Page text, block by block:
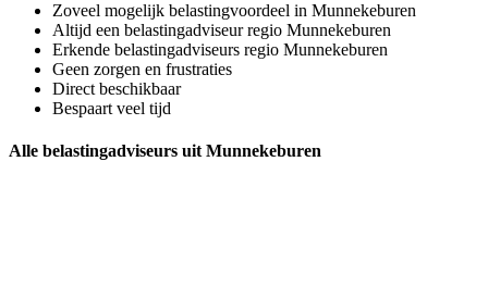
Zoveel mogelijk belastingvoordeel in Munnekeburen
Altijd een belastingadviseur regio Munnekeburen
Erkende belastingadviseurs regio Munnekeburen
Geen zorgen en frustraties
Direct beschikbaar
Bespaart veel tijd
Alle belastingadviseurs uit Munnekeburen